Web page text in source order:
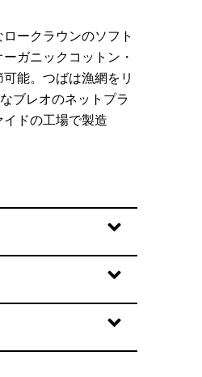
ークラウンのソフト
ガニックコットン・
能。つばは漁網をリ
ブレオのネットプラ
ドの工場で製造